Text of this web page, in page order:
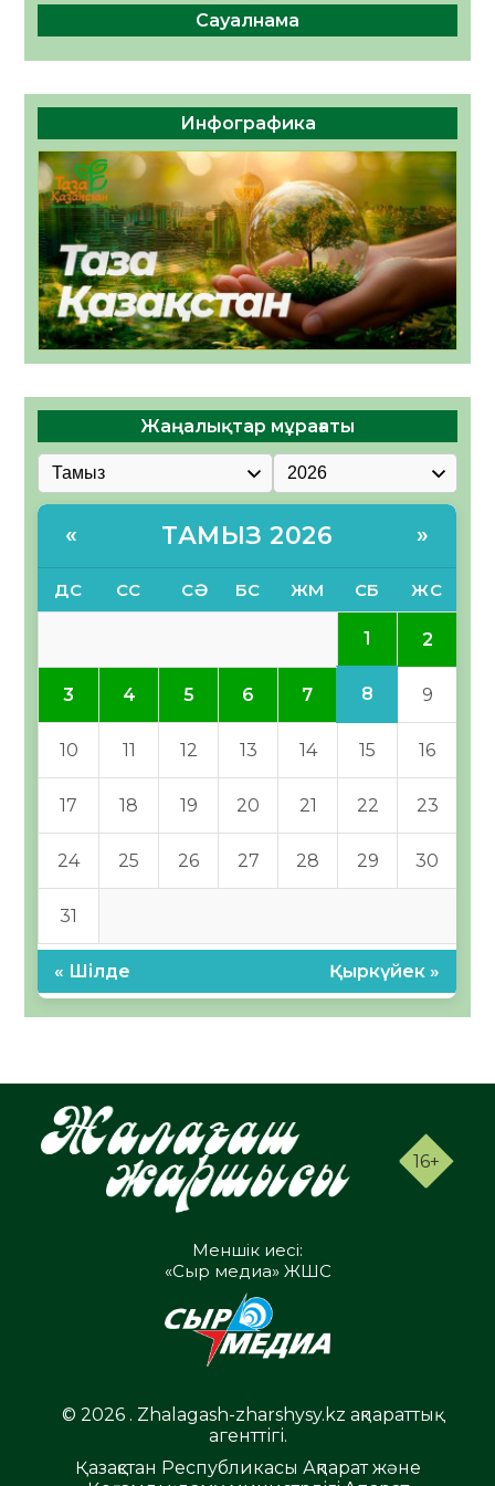
Сауалнама
Инфографика
Жаңалықтар мұрағаты
« ТАМЫЗ 2026 »
ДС СС СӘ БС ЖМ СБ ЖС
1 2
3 4 5 6 7 8 9
10 11 12 13 14 15 16
17 18 19 20 21 22 23
24 25 26 27 28 29 30
31
« Шілде Қыркүйек »
16+
Меншік иесі:
«Сыр медиа» ЖШС
© 2026 . Zhalagash-zharshysy.kz ақпараттық
агенттігі.
Қазақстан Республикасы Ақпарат және